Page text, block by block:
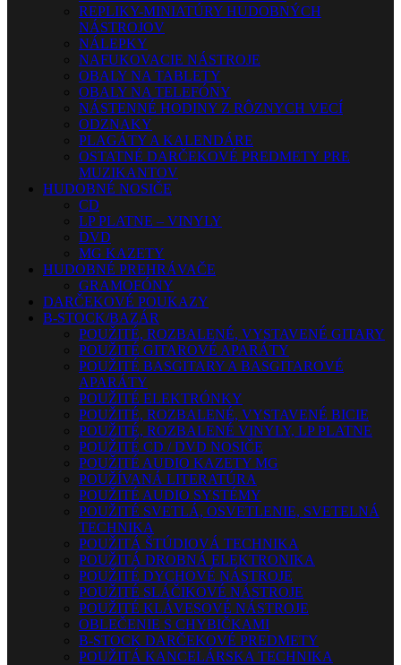
REPLIKY-MINIATÚRY HUDOBNÝCH
NÁSTROJOV
NÁLEPKY
NAFUKOVACIE NÁSTROJE
OBALY NA TABLETY
OBALY NA TELEFÓNY
NÁSTENNÉ HODINY Z RÔZNYCH VECÍ
ODZNAKY
PLAGÁTY A KALENDÁRE
OSTATNÉ DARČEKOVÉ PREDMETY PRE
MUZIKANTOV
HUDOBNÉ NOSIČE
CD
LP PLATNE – VINYLY
DVD
MG KAZETY
HUDOBNÉ PREHRÁVAČE
GRAMOFÓNY
DARČEKOVÉ POUKAZY
B-STOCK/BAZÁR
POUŽITÉ, ROZBALENÉ, VYSTAVENÉ GITARY
POUŽITÉ GITAROVÉ APARÁTY
POUŽITÉ BASGITARY A BASGITAROVÉ
APARÁTY
POUŽITÉ ELEKTRÓNKY
POUŽITÉ, ROZBALENÉ, VYSTAVENÉ BICIE
POUŽITÉ, ROZBALENÉ VINYLY, LP PLATNE
POUŽITÉ CD / DVD NOSIČE
POUŽITÉ AUDIO KAZETY MG
POUŽÍVANÁ LITERATÚRA
POUŽITÉ AUDIO SYSTÉMY
POUŽITÉ SVETLÁ, OSVETLENIE, SVETELNÁ
TECHNIKA
POUŽITÁ ŠTÚDIOVÁ TECHNIKA
POUŽITÁ DROBNÁ ELEKTRONIKA
POUŽITÉ DYCHOVÉ NÁSTROJE
POUŽITÉ SLÁČIKOVÉ NÁSTROJE
POUŽITÉ KLÁVESOVÉ NÁSTROJE
OBLEČENIE S CHYBIČKAMI
B-STOCK DARČEKOVÉ PREDMETY
POUŽITÁ KANCELÁRSKA TECHNIKA